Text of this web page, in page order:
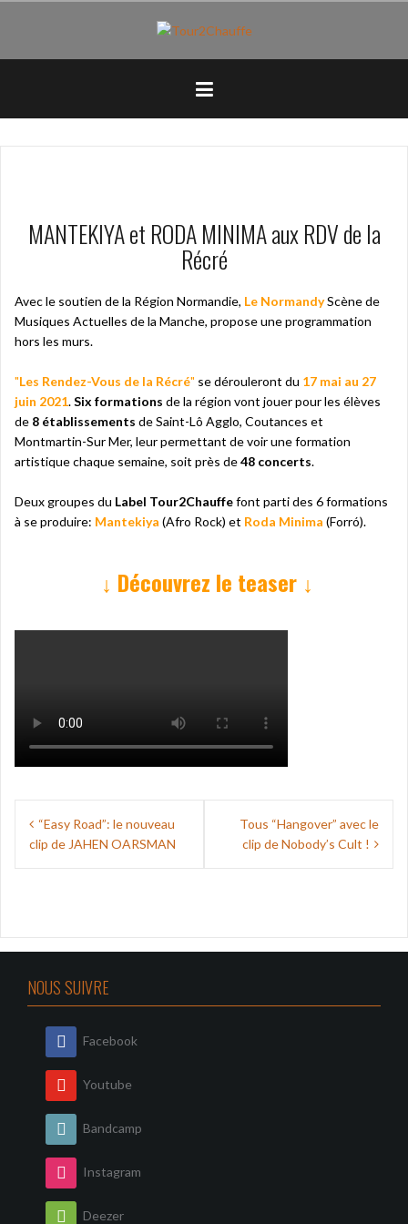
MANTEKIYA et RODA MINIMA aux RDV de la
Récré
Avec le soutien de la Région Normandie, Le NormandyScène de
Musiques Actuelles de la Manche, propose une programmation
hors les murs.
"Les Rendez-Vous de la Récré" se dérouleront du 17 mai au 27
juin 2021.Six formations de la région vont jouer pour les élèves
de 8 établissements de Saint-Lô Agglo, Coutances et
Montmartin-Sur Mer, leur permettant de voir une formation
artistique chaque semaine, soit près de48 concerts.
Deux groupes du Label Tour2Chauffefont parti des 6 formations
à se produire: Mantekiya (Afro Rock) et Roda Minima (Forró).
↓ Découvrez le teaser ↓
Navigation
de “Easy Road”: le nouveau
clip de JAHEN OARSMAN
Tous “Hangover” avec le
clip de Nobody’s Cult !
NOUS SUIVRE
Facebook
Youtube
Bandcamp
Instagram
Deezer